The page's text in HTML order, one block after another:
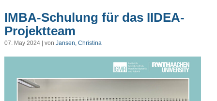
IMBA-Schulung für das IIDEA-
Projektteam
07. May 2024 | von Jansen, Christina